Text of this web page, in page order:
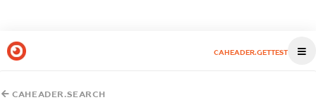
CAHEADER.GETTEST
CAHEADER.SEARCH